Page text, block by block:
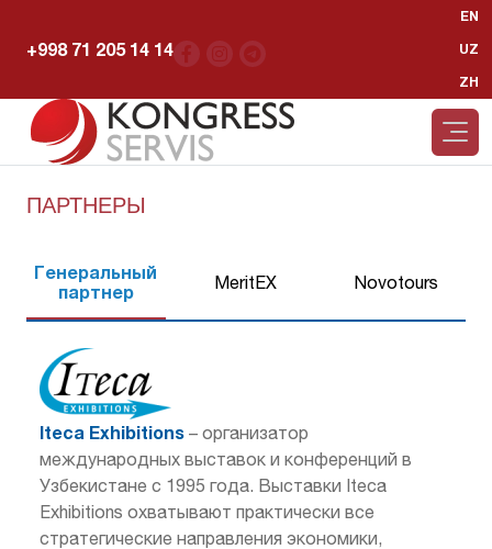
+998 71 205 14 14
EN
UZ
ZH
ПАРТНЕРЫ
Генеральный
партнер
MeritEX Novotours
Iteca Exhibitions – организатор
международных выставок и конференций в
Узбекистане с 1995 года. Выставки Iteca
Exhibitions охватывают практически все
стратегические направления экономики,